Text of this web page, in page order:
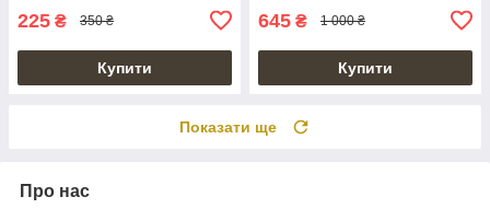
225 ₴ 350 ₴
Купити
645 ₴ 1 000 ₴
Купити
Показати ще
Про нас